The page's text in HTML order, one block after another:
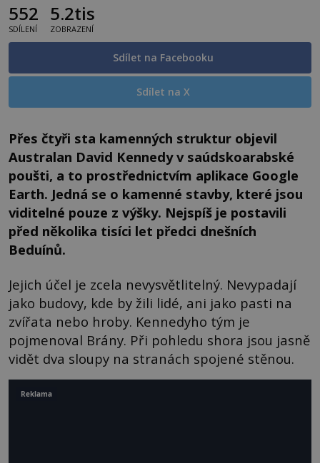
552
SDÍLENÍ
5.2tis
ZOBRAZENÍ
Sdílet na Facebooku
Sdílet na X
Přes čtyři sta kamenných struktur objevil
Australan David Kennedy v saúdskoarabské
poušti, a to prostřednictvím aplikace Google
Earth. Jedná se o kamenné stavby, které jsou
viditelné pouze z výšky. Nejspíš je postavili
před několika tisíci let předci dnešních
Beduínů.
Jejich účel je zcela nevysvětlitelný. Nevypadají
jako budovy, kde by žili lidé, ani jako pasti na
zvířata nebo hroby. Kennedyho tým je
pojmenoval Brány. Při pohledu shora jsou jasně
vidět dva sloupy na stranách spojené stěnou.
Reklama